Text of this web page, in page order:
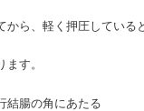
から、軽く押圧している
す。
結腸の角にあたる